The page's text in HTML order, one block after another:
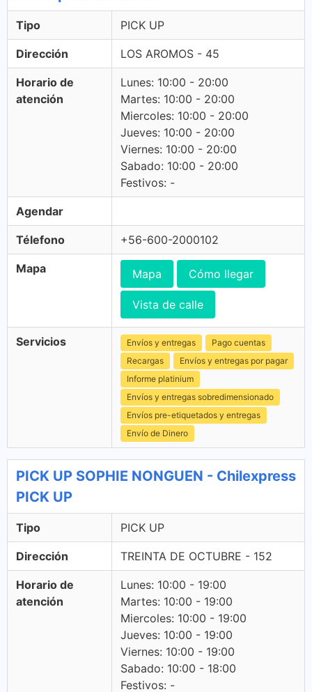
Tipo PICK UP
Dirección LOS AROMOS - 45
Horario de
atención
Lunes: 10:00 - 20:00
Martes: 10:00 - 20:00
Miercoles: 10:00 - 20:00
Jueves: 10:00 - 20:00
Viernes: 10:00 - 20:00
Sabado: 10:00 - 20:00
Festivos: -
Agendar
Télefono +56-600-2000102
Mapa Mapa Cómo llegar
Vista de calle
Servicios Envíos y entregas
Pago cuentas
Recargas
Envíos y entregas por pagar
Informe platinium
Envíos y entregas sobredimensionado
Envíos pre-etiquetados y entregas
Envío de Dinero
PICK UP SOPHIE NONGUEN - Chilexpress
PICK UP
Tipo PICK UP
Dirección TREINTA DE OCTUBRE - 152
Horario de
atención
Lunes: 10:00 - 19:00
Martes: 10:00 - 19:00
Miercoles: 10:00 - 19:00
Jueves: 10:00 - 19:00
Viernes: 10:00 - 19:00
Sabado: 10:00 - 18:00
Festivos: -